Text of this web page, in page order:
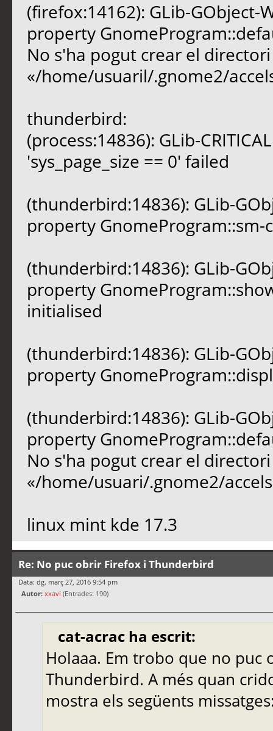
(firefox:14162): GLib-
property
No s'ha pogut crear el
«/home/usuaril/.gnome2/
thunderbird:
(process:14836): GLib-
'sys_page_size == 0' failed
(thunderbird:14836): GLib-
property
(thunderbird:14836): GLib-
property
initialised
(thunderbird:14836): GLib-
property
(thunderbird:14836): GLib-
property
No s'ha pogut crear el
«/home/usuari/.gnome2/
linux mint kde 17.3
Re: No puc obrir Firefox i Thunderbird
Data: dg. març 27, 2016 9:54 pm
Autor: xxavi (Entrades: 190)
cat-acrac ha escrit:
Holaaa. Em trobo que no
Thunderbird. A més quan
mostra els següents